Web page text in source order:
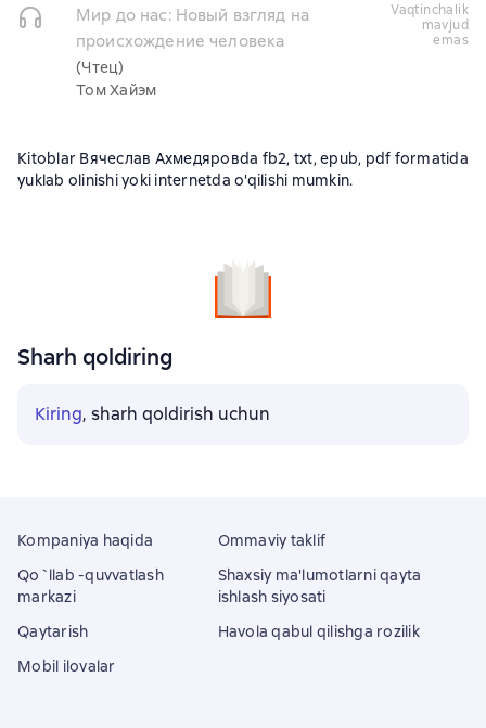
Мир до нас: Новый взгляд на
происхождение человека
(Чтец)
Том Хайэм
vaqtinchalik
mavjud
emas
Kitoblar Вячеслав Ахмедяровda fb2, txt, epub, pdf formatida
yuklab olinishi yoki internetda o'qilishi mumkin.
Sharh qoldiring
Kiring, sharh qoldirish uchun
Kompaniya haqida
Qo`llab -quvvatlash
markazi
Qaytarish
Mobil ilovalar
Ommaviy taklif
Shaxsiy ma'lumotlarni qayta
ishlash siyosati
Havola qabul qilishga rozilik